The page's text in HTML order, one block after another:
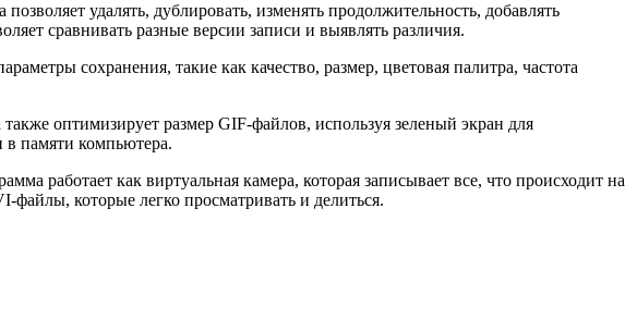
удалять, дублировать, изменять продолжительность, добавлять
сравнивать разные версии записи и выявлять различия.
сохранения, такие как качество, размер, цветовая палитра, частота
оптимизирует размер GIF-файлов, используя зеленый экран для
в памяти компьютера.
работает как виртуальная камера, которая записывает все, что происходит на
которые легко просматривать и делиться.